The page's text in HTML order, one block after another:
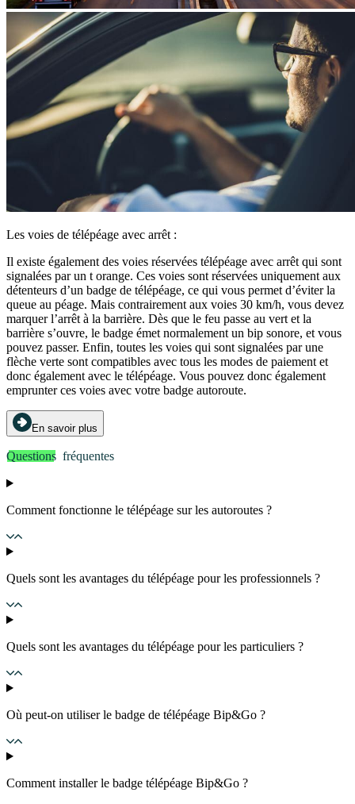
Les voies de télépéage avec arrêt :
Il existe également des voies réservées télépéage avec arrêt qui sont
signalées par un t orange. Ces voies sont réservées uniquement aux
détenteurs d’un badge de télépéage, ce qui vous permet d’éviter la
queue au péage. Mais contrairement aux voies 30 km/h, vous devez
marquer l’arrêt à la barrière. Dès que le feu passe au vert et la
barrière s’ouvre, le badge émet normalement un bip sonore, et vous
pouvez passer. Enfin, toutes les voies qui sont signalées par une
flèche verte sont compatibles avec tous les modes de paiement et
donc également avec le télépéage. Vous pouvez donc également
emprunter ces voies avec votre badge autoroute.
En savoir plus
Questions fréquentes
Comment fonctionne le télépéage sur les autoroutes ?
Quels sont les avantages du télépéage pour les professionnels ?
Quels sont les avantages du télépéage pour les particuliers ?
Où peut-on utiliser le badge de télépéage Bip&Go ?
Comment installer le badge télépéage Bip&Go ?